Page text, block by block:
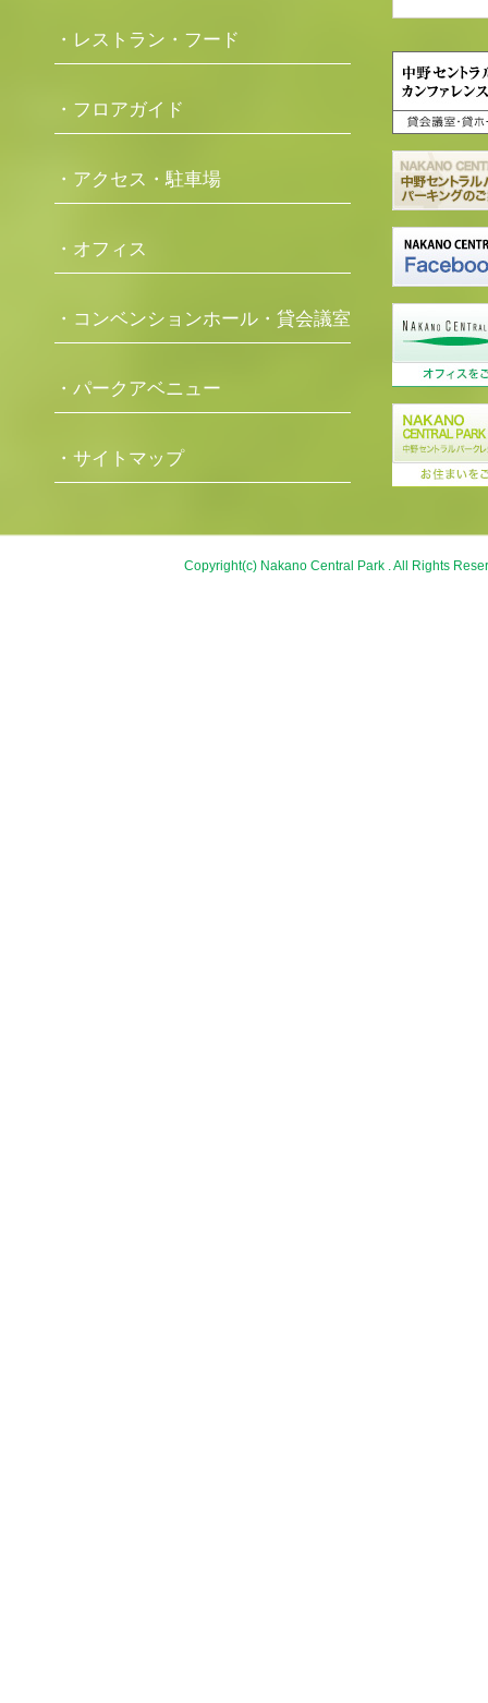
・レストラン・フード
・フロアガイド
・アクセス・駐車場
・オフィス
・コンベンションホール・貸会議室
・パークアベニュー
・サイトマップ
Copyright(c) Nakano Central Park . All Rights